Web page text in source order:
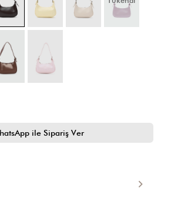
ile Sipariş Ver